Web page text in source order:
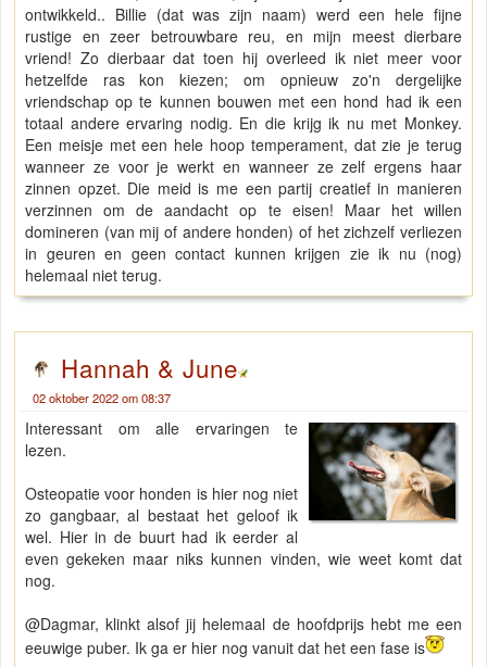
ontwikkeld.. Billie (dat was zijn naam) werd een hele fijne
rustige en zeer betrouwbare reu, en mijn meest dierbare
vriend! Zo dierbaar dat toen hij overleed ik niet meer voor
hetzelfde ras kon kiezen; om opnieuw zo'n dergelijke
vriendschap op te kunnen bouwen met een hond had ik een
totaal andere ervaring nodig. En die krijg ik nu met Monkey.
Een meisje met een hele hoop temperament, dat zie je terug
wanneer ze voor je werkt en wanneer ze zelf ergens haar
zinnen opzet. Die meid is me een partij creatief in manieren
verzinnen om de aandacht op te eisen! Maar het willen
domineren (van mij of andere honden) of het zichzelf verliezen
in geuren en geen contact kunnen krijgen zie ik nu (nog)
helemaal niet terug.
Hannah & June
02 oktober 2022 om 08:37
Interessant om alle ervaringen te
lezen.
Osteopatie voor honden is hier nog niet
zo gangbaar, al bestaat het geloof ik
wel. Hier in de buurt had ik eerder al
even gekeken maar niks kunnen vinden, wie weet komt dat
nog.
@Dagmar, klinkt alsof jij helemaal de hoofdprijs hebt me een
eeuwige puber. Ik ga er hier nog vanuit dat het een fase is